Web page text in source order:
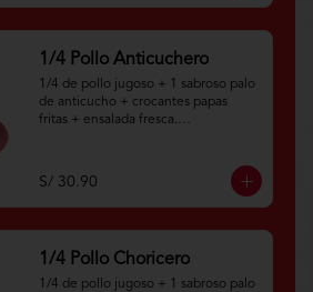
1/4 Pollo Anticuchero
1/4 de pollo jugoso + 1 sabroso palo
de anticucho + crocantes papas
fritas + ensalada fresca.
condiciones.https://www.lenaycarbo
n.com/TYCGenerales
S/ 30.90
1/4 Pollo Choricero
1/4 de pollo jugoso + 1 sabroso palo